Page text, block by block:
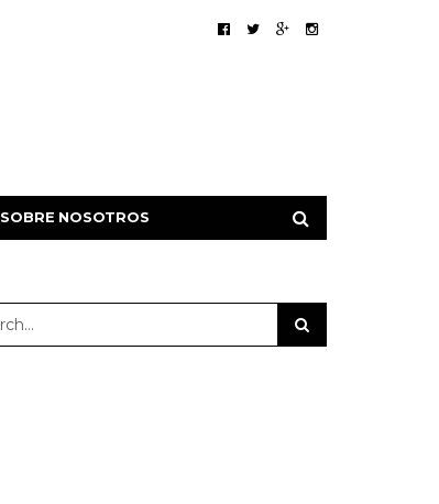
SOBRE NOSOTROS